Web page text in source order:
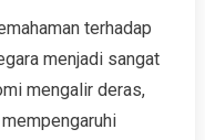
terhadap
menjadi sangat
mengalir deras,